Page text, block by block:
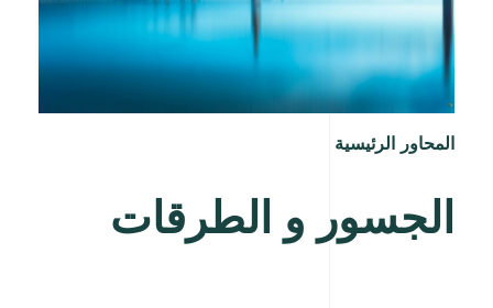
المحاور الرئيسية
الجسور و الطرقات